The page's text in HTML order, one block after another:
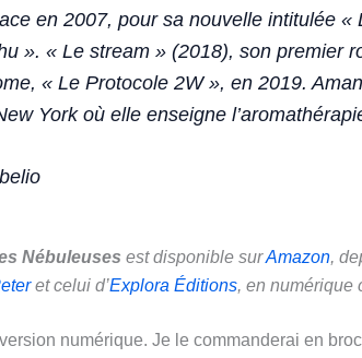
en 2007, pour sa nouvelle intitulée «
». « Le stream » (2018), son premier
« Le Protocole 2W », en 2019.
York où elle enseigne
Nébuleuses est disponible surAmazon,
et celui d’Explora Éditions, en numérique
numérique. Je le commanderai en